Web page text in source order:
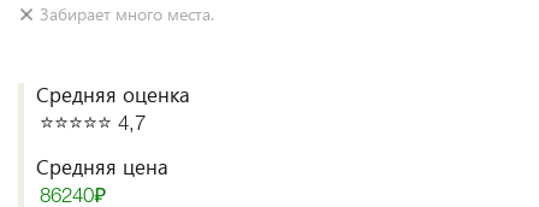
Забирает много места.
Средняя оценка
⭐️⭐️⭐️⭐️⭐️ 4,7
Средняя цена
86240₽